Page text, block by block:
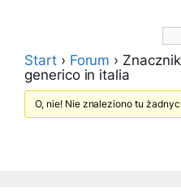
Start › Forum ›
generico in italia
O, nie! Nie znaleziono tu